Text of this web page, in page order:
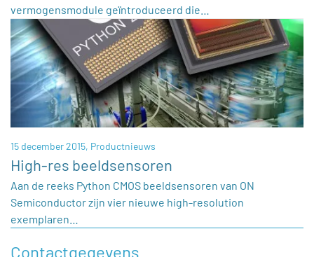
vermogensmodule geïntroduceerd die…
15 december 2015, Productnieuws
High-res beeldsensoren
Aan de reeks Python CMOS beeldsensoren van ON
Semiconductor zijn vier nieuwe high-resolution
exemplaren…
Contactgegevens